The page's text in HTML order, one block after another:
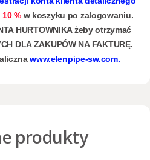
%w koszyku po zalogowaniu.
HURTOWNIKA żeby otrzymać
DLA ZAKUPÓW NA FAKTURĘ.
www.elenpipe-sw.com.
produkty